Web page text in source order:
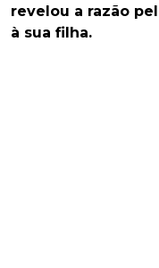
revelou a razão
à sua filha.